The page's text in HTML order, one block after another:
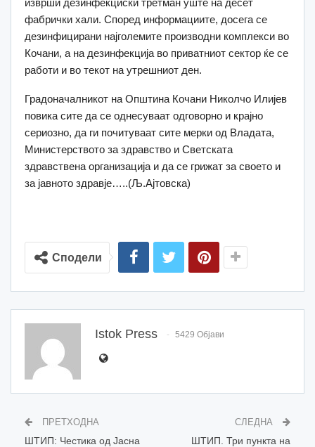
фабрички хали. Според информациите, досега се
дезинфицирани најголемите производни комплекси во
Кочани, а на дезинфекција во приватниот сектор ќе се
работи и во текот на утрешниот ден.
Градоначалникот на Општина Кочани Николчо Илијев
повика сите да се однесуваат одговорно и крајно
сериозно, да ги почитуваат сите мерки од Владата,
Министерството за здравство и Светската
здравствена организација и да се грижат за своето и
за јавното здравје…..(Љ.Ајтовска)
Сподели
Istok Press 5429 Објави
ПРЕТХОДНА
ШТИП: Честика од Јасна
СЛЕДНА
ШТИП. Три пункта на